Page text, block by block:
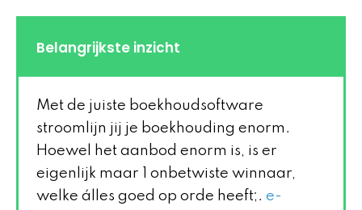
Belangrijkste inzicht
Met de juiste boekhoudsoftware
stroomlijn jij je boekhouding enorm.
Hoewel het aanbod enorm is, is er
eigenlijk maar 1 onbetwiste winnaar,
welke álles goed op orde heeft;. e-